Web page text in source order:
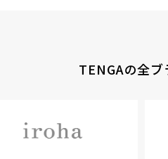
TENGAの全ブ